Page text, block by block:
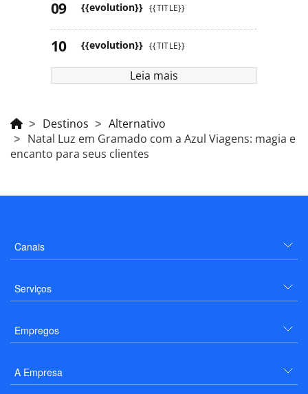
{{evolution}} {{TITLE}}
{{evolution}} {{TITLE}}
Leia mais
Destinos
Alternativo
Natal Luz em Gramado com a Azul Viagens: magia e
encanto para seus clientes
Canais
Serviços
Empregos
A Empresa